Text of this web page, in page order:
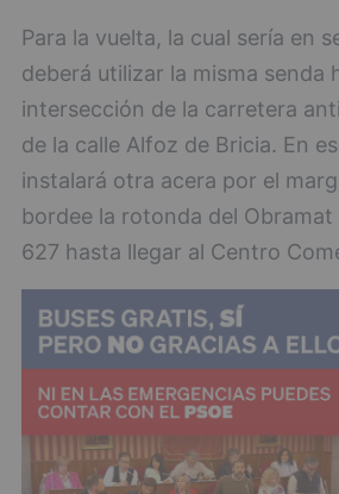
Para la vuelta, la cual sería en
deberá utilizar la misma senda
intersección de la carretera
de la calle Alfoz de Bricia. En
instalará otra acera por el
bordee la rotonda del
627 hasta llegar al Centro